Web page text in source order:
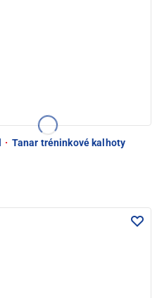
· Tanar tréninkové kalhoty